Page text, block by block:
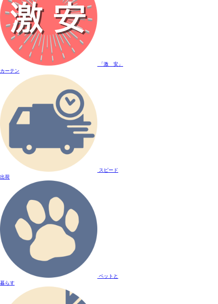
「激 安」
カーテン
スピード
出荷
ペットと
暮らす